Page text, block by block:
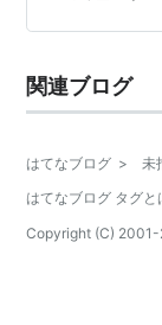
取り方が大き
言った。先日
関連ブログ
はてなブログ > 未
はてなブログ タグと
Copyright (C) 2001-